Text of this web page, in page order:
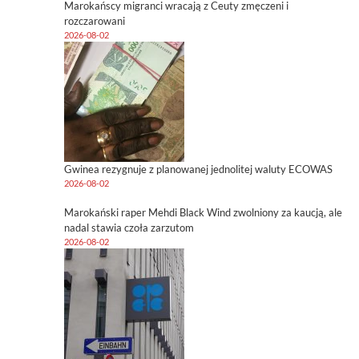
Marokańscy migranci wracają z Ceuty zmęczeni i
rozczarowani
2026-08-02
Gwinea rezygnuje z planowanej jednolitej waluty ECOWAS
2026-08-02
Marokański raper Mehdi Black Wind zwolniony za kaucją, ale
nadal stawia czoła zarzutom
2026-08-02